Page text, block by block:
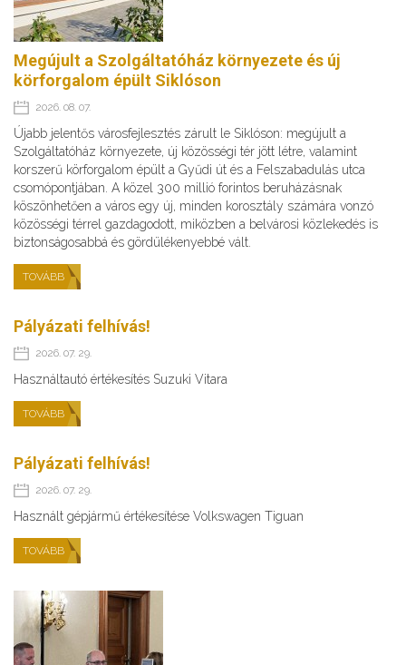
Megújult a Szolgáltatóház környezete és új
körforgalom épült Siklóson
2026. 08. 07.
Újabb jelentős városfejlesztés zárult le Siklóson: megújult a
Szolgáltatóház környezete, új közösségi tér jött létre, valamint
korszerű körforgalom épült a Gyűdi út és a Felszabadulás utca
csomópontjában. A közel 300 millió forintos beruházásnak
köszönhetően a város egy új, minden korosztály számára vonzó
közösségi térrel gazdagodott, miközben a belvárosi közlekedés is
biztonságosabbá és gördülékenyebbé vált.
TOVÁBB
Pályázati felhívás!
2026. 07. 29.
Használtautó értékesítés Suzuki Vitara
TOVÁBB
Pályázati felhívás!
2026. 07. 29.
Használt gépjármű értékesítése Volkswagen Tiguan
TOVÁBB